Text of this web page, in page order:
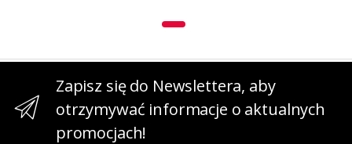
Zapisz się do Newslettera, aby
otrzymywać informacje o aktualnych
promocjach!